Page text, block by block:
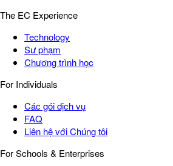
The EC Experience
Technology
Sư phạm
Chương trình học
For Individuals
Các gói dịch vụ
FAQ
Liên hệ với Chúng tôi
For Schools & Enterprises